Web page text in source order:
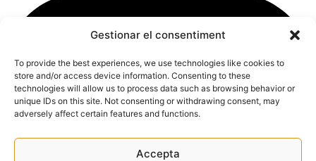
Gestionar el consentiment
To provide the best experiences, we use technologies like cookies to
store and/or access device information. Consenting to these
technologies will allow us to process data such as browsing behavior or
unique IDs on this site. Not consenting or withdrawing consent, may
adversely affect certain features and functions.
Accepta